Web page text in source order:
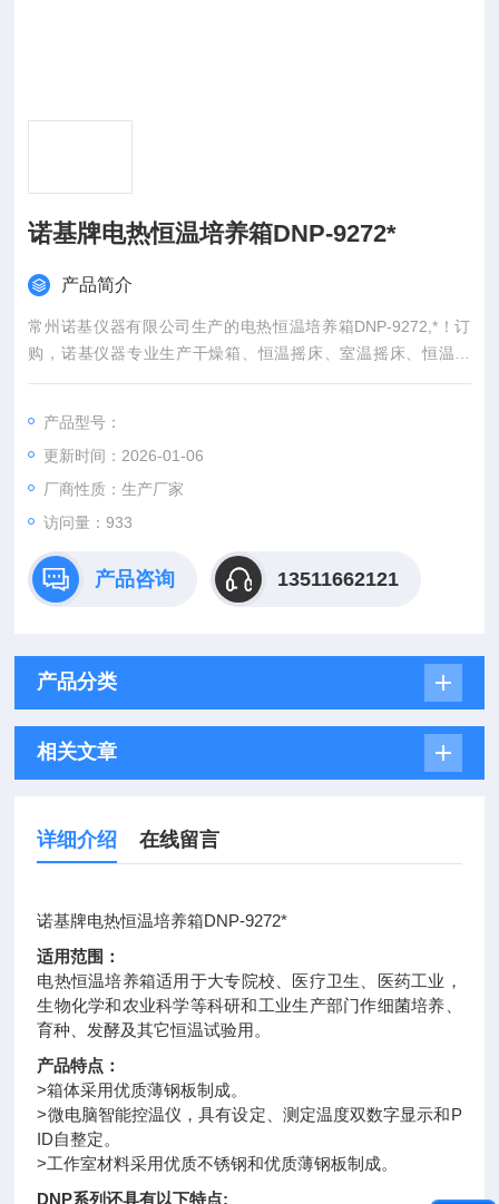
诺基牌电热恒温培养箱DNP-9272*
产品简介
常州诺基仪器有限公司生产的电热恒温培养箱DNP-9272,*！订
购，诺基仪器专业生产干燥箱、恒温摇床、室温摇床、恒温油
槽、恒温水槽、低温恒温槽、恒温水浴锅、恒温培养箱、人工气
应系统、超声波细胞破碎仪等仪器。诺基牌电热恒温培养箱DNP
-9272*
产品型号：
更新时间：2026-01-06
厂商性质：生产厂家
访问量：933
产品咨询 13511662121
产品分类
相关文章
详细介绍 在线留言
诺基牌电热恒温培养箱DNP-9272*
适用范围：
电热恒温培养箱适用于大专院校、医疗卫生、医药工业，
生物化学和农业科学等科研和工业生产部门作细菌培养、
育种、发酵及其它恒温试验用。
产品特点：
>箱体采用优质薄钢板制成。
>微电脑智能控温仪，具有设定、测定温度双数字显示和P
ID自整定。
>工作室材料采用优质不锈钢和优质薄钢板制成。
DNP系列还具有以下特点;